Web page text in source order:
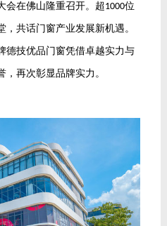
会在佛山隆重召开。超1000位
共话门窗产业发展新机遇。
德技优品门窗凭借卓越实力与
再次彰显品牌实力。